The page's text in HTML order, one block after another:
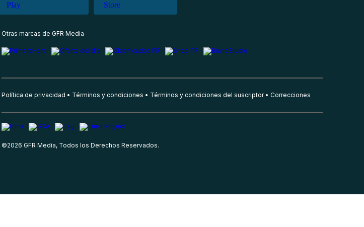
Otras marcas de GFR Media
Política de privacidad Términos y condiciones Términos y condiciones del suscriptor Correcciones
©2026 GFR Media, Todos los Derechos Reservados.